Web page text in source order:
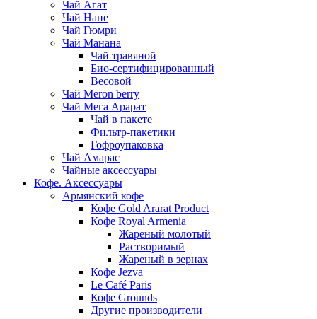
Чай Агат
Чай Нане
Чай Гюмри
Чай Манана
Чай травяной
Био-сертифицированный
Весовой
Чай Meron berry
Чай Мега Арарат
Чай в пакете
Фильтр-пакетики
Гофроупаковка
Чай Амарас
Чайные аксессуары
Кофе. Аксессуары
Армянский кофе
Кофе Gold Ararat Product
Кофе Royal Armenia
Жареный молотый
Растворимый
Жареный в зернах
Кофе Jezva
Le Café Paris
Кофе Grounds
Другие производители